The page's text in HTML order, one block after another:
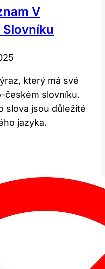
V
který má své
českém slovníku.
slova jsou důležité
jazyka.